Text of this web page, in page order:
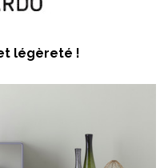
légèreté !